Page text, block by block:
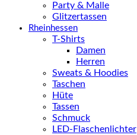
Party & Malle
Glitzertassen
Rheinhessen
T-Shirts
Damen
Herren
Sweats & Hoodies
Taschen
Hüte
Tassen
Schmuck
LED-Flaschenlichter